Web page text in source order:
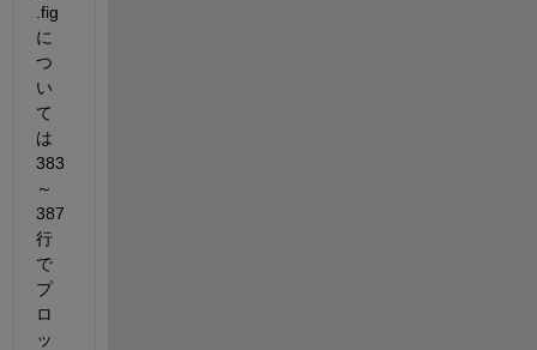
.fig
に
つ
い
て
は
383
～
387
行
で
プ
ロ
ッ